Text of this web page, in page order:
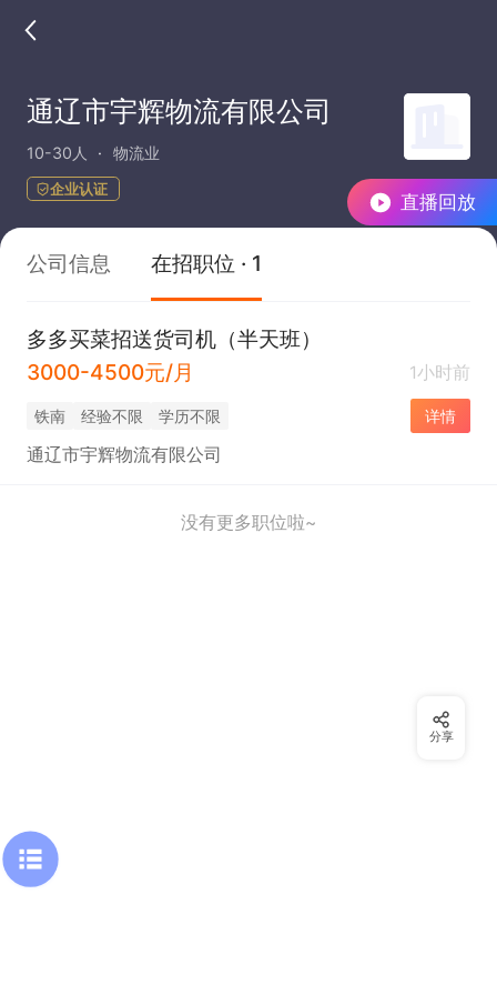
直播回放
通辽市宇辉物流有限公司
10-30人 物流业
企业认证
公司信息 在招职位 · 1
多多买菜招送货司机（半天班）
3000-4500元/月
1小时前
铁南 经验不限 学历不限 详情
通辽市宇辉物流有限公司
没有更多职位啦~
分享